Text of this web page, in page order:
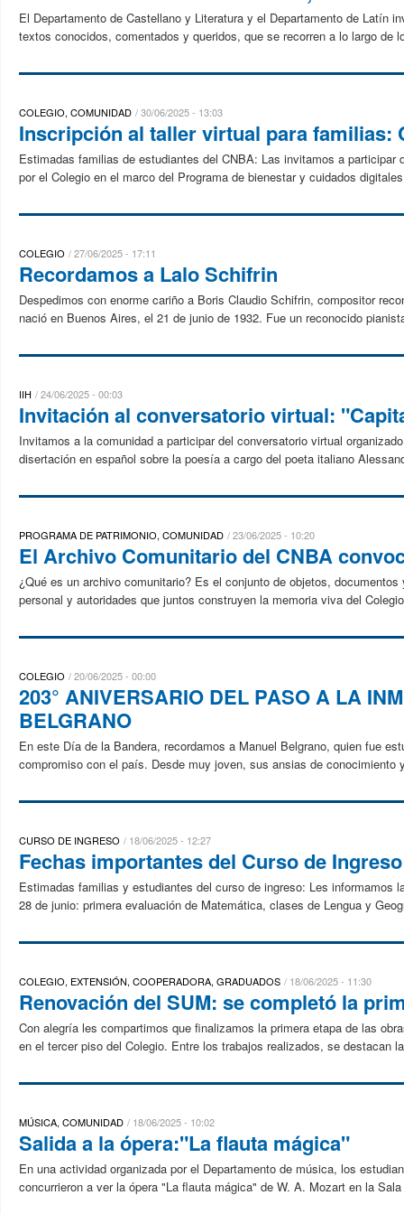
El Departamento de Castellano y Literatura y el Departamento de Latín
textos conocidos, comentados y queridos, que se recorren a lo largo de
COLEGIO, COMUNIDAD 30/06/2025 - 13:03
Inscripción al taller virtual para familias:
Estimadas familias de estudiantes del CNBA: Las invitamos a
por el Colegio en el marco del Programa de bienestar y cuidados
COLEGIO 27/06/2025 - 17:11
Recordamos a Lalo Schifrin
Despedimos con enorme cariño a Boris Claudio Schifrin, compositor
nació en Buenos Aires, el 21 de junio de 1932. Fue un reconocido
IIH 24/06/2025 - 00:03
Invitación al conversatorio virtual:
Invitamos a la comunidad a participar del conversatorio virtual
disertación en español sobre la poesía a cargo del poeta italiano
PROGRAMA DE PATRIMONIO, COMUNIDAD 23/06/2025 - 10:20
El Archivo Comunitario del CNBA
¿Qué es un archivo comunitario? Es el conjunto de objetos,
personal y autoridades que juntos construyen la memoria viva del
COLEGIO 20/06/2025 - 00:00
203° ANIVERSARIO DEL PASO A LA
BELGRANO
En este Día de la Bandera, recordamos a Manuel Belgrano, quien fue
compromiso con el país. Desde muy joven, sus ansias de conocimiento
CURSO DE INGRESO 18/06/2025 - 12:27
Fechas importantes del Curso de
Estimadas familias y estudiantes del curso de ingreso: Les
28 de junio: primera evaluación de Matemática, clases de Lengua y
COLEGIO, EXTENSIÓN, COOPERADORA, GRADUADOS 18/06/2025 - 11:30
Renovación del SUM: se completó la
Con alegría les compartimos que finalizamos la primera etapa de las
en el tercer piso del Colegio. Entre los trabajos realizados, se destacan
MÚSICA, COMUNIDAD 18/06/2025 - 10:02
Salida a la ópera:"La flauta mágica"
En una actividad organizada por el Departamento de música, los
concurrieron a ver la ópera "La flauta mágica" de W. A. Mozart en la